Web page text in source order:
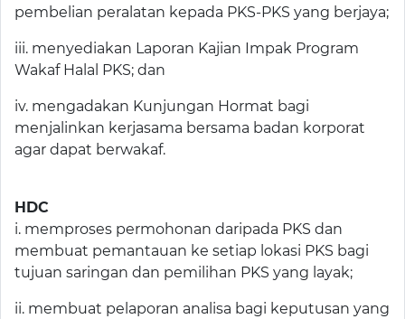
pembelian peralatan kepada PKS-PKS yang berjaya;
iii. menyediakan Laporan Kajian Impak Program
Wakaf Halal PKS; dan
iv. mengadakan Kunjungan Hormat bagi
menjalinkan kerjasama bersama badan korporat
agar dapat berwakaf.
HDC
i. memproses permohonan daripada PKS dan
membuat pemantauan ke setiap lokasi PKS bagi
tujuan saringan dan pemilihan PKS yang layak;
ii. membuat pelaporan analisa bagi keputusan yang